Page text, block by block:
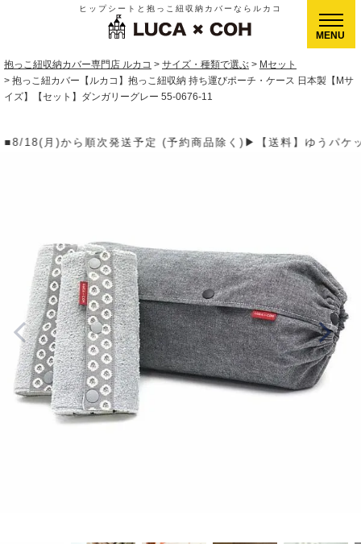
ヒップシートと抱っこ紐収納カバーならルカコ
抱っこ紐収納カバー専門店 ルカコ サイズ・種類で選ぶ
Mセット
抱っこ紐カバー【ルカコ】抱っこ紐収納 持ち運びポーチ・ケース 日本製【Mサ
イズ】【セット】ダンガリーグレー 55-0676-11
】ゆうパケット400円(全国一律)、ゆうパック900円(沖縄